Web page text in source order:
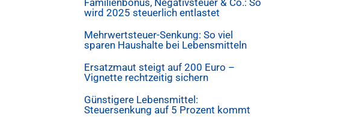
Familienbonus, Negativsteuer & Co.: So
wird 2025 steuerlich entlastet
Mehrwertsteuer-Senkung: So viel
sparen Haushalte bei Lebensmitteln
Ersatzmaut steigt auf 200 Euro –
Vignette rechtzeitig sichern
Günstigere Lebensmittel:
Steuersenkung auf 5 Prozent kommt